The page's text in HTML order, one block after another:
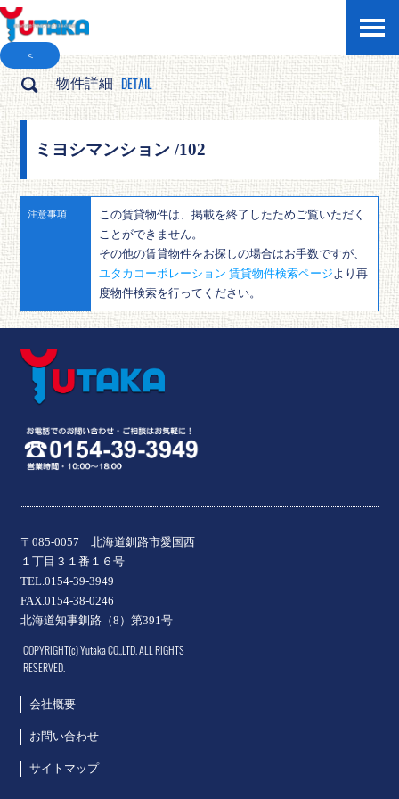
＜
物件詳細 DETAIL
ミヨシマンション /102
注意事項
この賃貸物件は、掲載を終了したためご覧いただく
ことができません。
その他の賃貸物件をお探しの場合はお手数ですが、
ユタカコーポレーション 賃貸物件検索ページ より再
度物件検索を行ってください。
〒085-0057 北海道釧路市愛国西
１丁目３１番１６号
TEL.0154-39-3949
FAX.0154-38-0246
北海道知事釧路（8）第391号
COPYRIGHT(c) Yutaka CO.,LTD. ALL RIGHTS
RESERVED.
会社概要
お問い合わせ
サイトマップ